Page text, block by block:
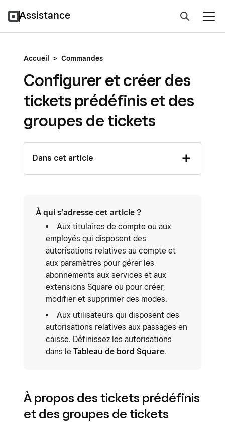
Assistance
Accueil > Commandes
Configurer et créer des
tickets prédéfinis et des
groupes de tickets
Dans cet article
À qui s’adresse cet article ?
Aux titulaires de compte ou aux
employés qui disposent des
autorisations relatives au compte et
aux paramètres pour gérer les
abonnements aux services et aux
extensions Square ou pour créer,
modifier et supprimer des modes.
Aux utilisateurs qui disposent des
autorisations relatives aux passages en
caisse. Définissez les autorisations
dans le Tableau de bord Square.
À propos des tickets prédéfinis
et des groupes de tickets